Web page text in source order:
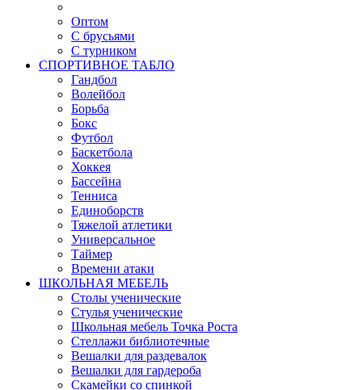
Оптом
С брусьями
С турником
СПОРТИВНОЕ ТАБЛО
Гандбол
Волейбол
Борьба
Бокс
Футбол
Баскетбола
Хоккея
Бассейна
Тенниса
Единоборств
Тяжелой атлетики
Универсальное
Таймер
Времени атаки
ШКОЛЬНАЯ МЕБЕЛЬ
Столы ученические
Стулья ученические
Школьная мебель Точка Роста
Стеллажи библиотечные
Вешалки для раздевалок
Вешалки для гардероба
Скамейки со спинкой